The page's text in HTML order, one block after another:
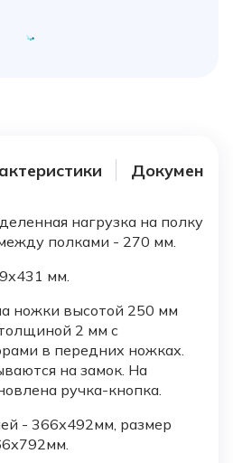
Документы
нагрузка на полку
полками - 270 мм.
мм.
ножки высотой 250 мм
2 мм с
в передних ножках.
на замок. На
ручка-кнопка.
- 366х492мм, размер